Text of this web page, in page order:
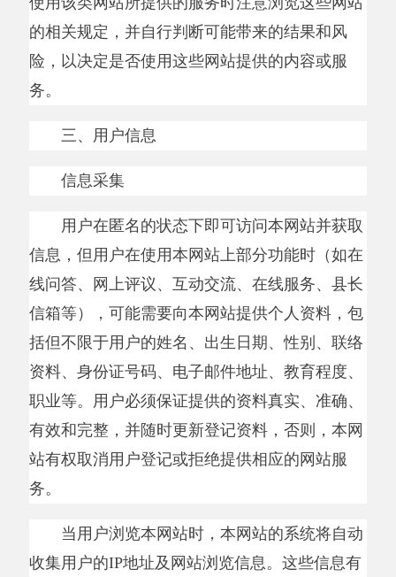
资料、身份证号码、电子邮件地址、教育程度、
职业等。用户必须保证提供的资料真实、准确、
有效和完整，并随时更新登记资料，否则，本网
站有权取消用户登记或拒绝提供相应的网站服
收集用户的IP地址及网站浏览信息。这些信息有
及用户如何使用、浏览我们的网站，包括浏览者
和用户对每一网页的访问次数、频率和浏览时
间。通过收集上述信息，我们将进行流量统计，
从而改进网站的管理和服务。
信息使用
列用途：
（1）核实用户身份，并提供相应的服务；
（3）用于编制有关网站使用的流量统计数